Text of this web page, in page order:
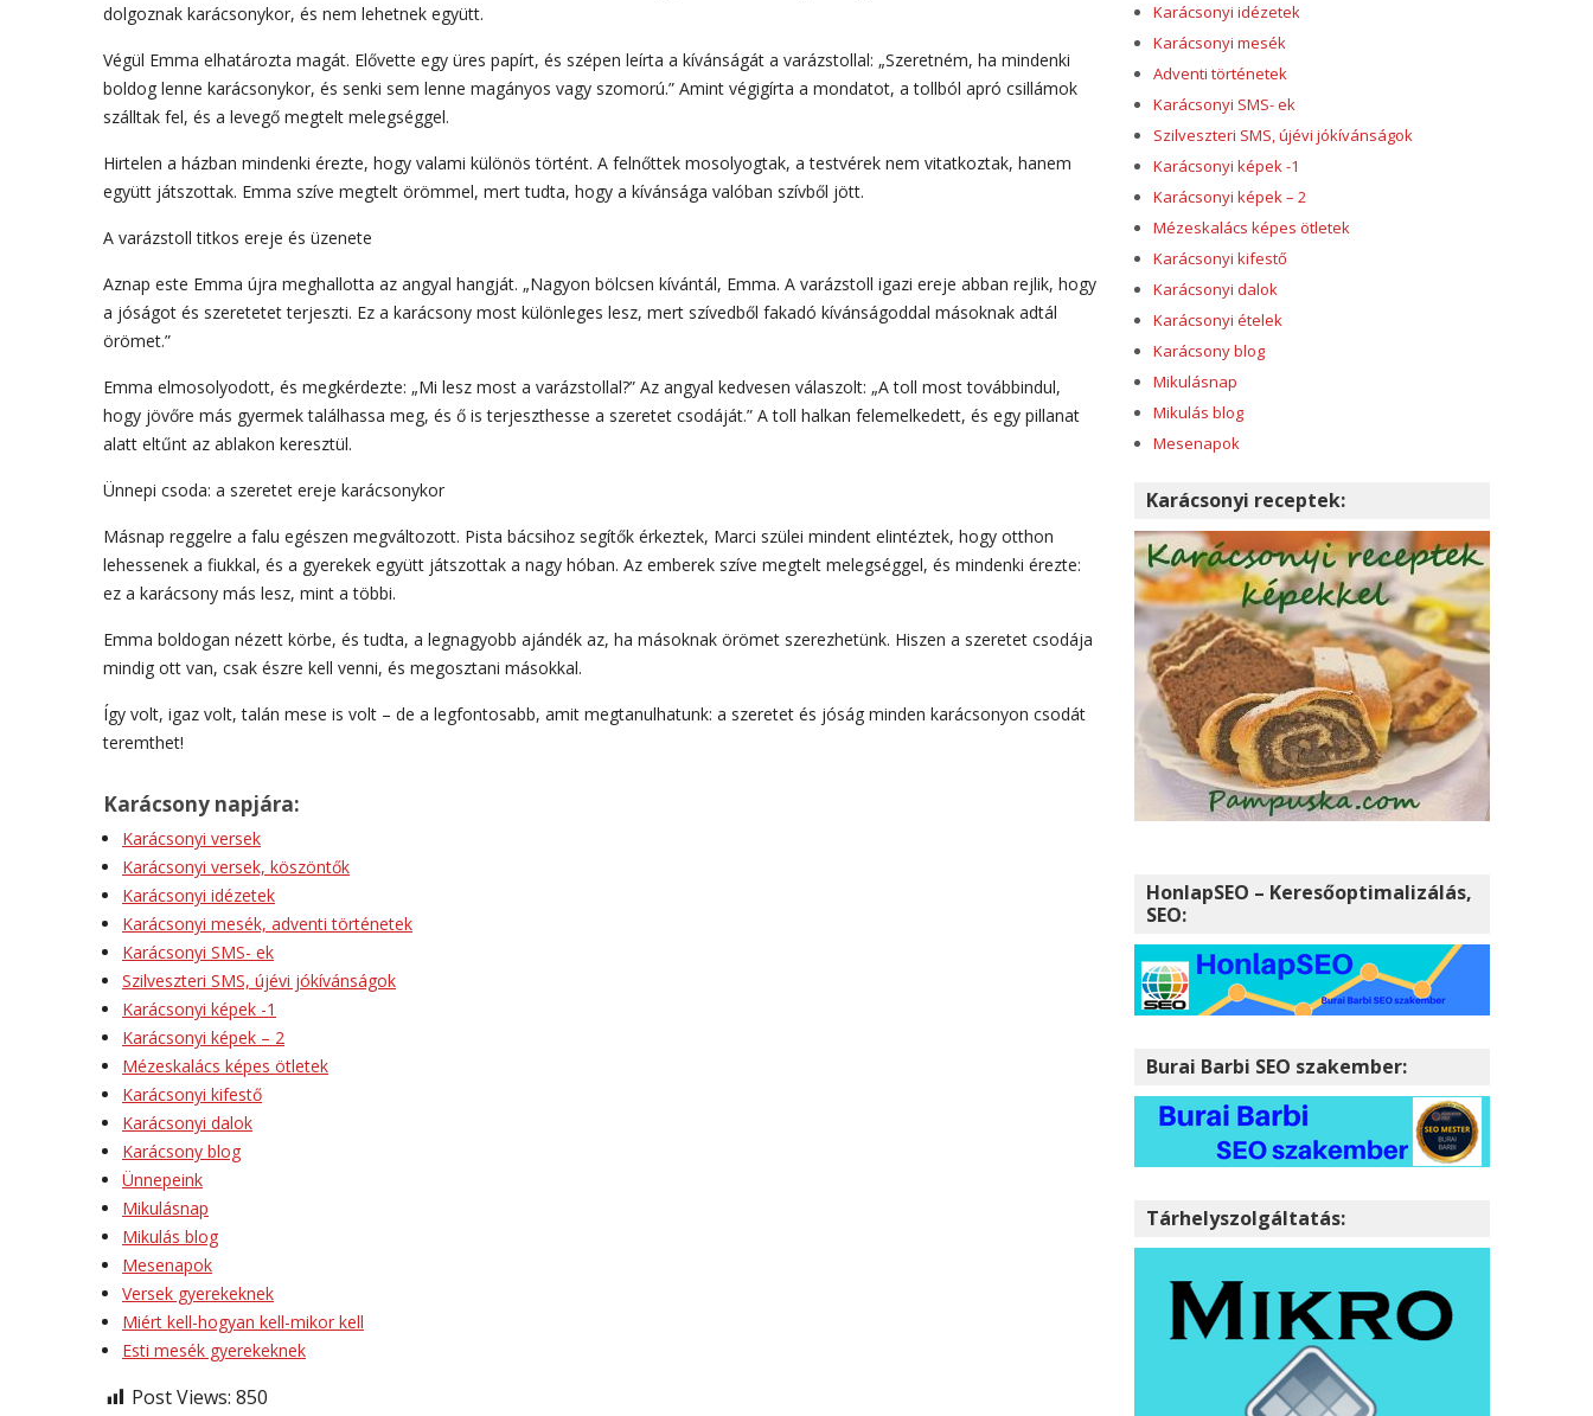
dolgoznak karácsonykor, és nem lehetnek együtt.
Végül Emma elhatározta magát. Elővette egy üres papírt, és szépen leírta a kívánságát a varázstollal: „Szeretném, ha mindenki
boldog lenne karácsonykor, és senki sem lenne magányos vagy szomorú.” Amint végigírta a mondatot, a tollból apró csillámok
szálltak fel, és a levegő megtelt melegséggel.
Hirtelen a házban mindenki érezte, hogy valami különös történt. A felnőttek mosolyogtak, a testvérek nem vitatkoztak, hanem
együtt játszottak. Emma szíve megtelt örömmel, mert tudta, hogy a kívánsága valóban szívből jött.
A varázstoll titkos ereje és üzenete
Aznap este Emma újra meghallotta az angyal hangját. „Nagyon bölcsen kívántál, Emma. A varázstoll igazi ereje abban rejlik, hogy
a jóságot és szeretetet terjeszti. Ez a karácsony most különleges lesz, mert szívedből fakadó kívánságoddal másoknak adtál
örömet.”
Emma elmosolyodott, és megkérdezte: „Mi lesz most a varázstollal?” Az angyal kedvesen válaszolt: „A toll most továbbindul,
hogy jövőre más gyermek találhassa meg, és ő is terjeszthesse a szeretet csodáját.” A toll halkan felemelkedett, és egy pillanat
alatt eltűnt az ablakon keresztül.
Ünnepi csoda: a szeretet ereje karácsonykor
Másnap reggelre a falu egészen megváltozott. Pista bácsihoz segítők érkeztek, Marci szülei mindent elintéztek, hogy otthon
lehessenek a fiukkal, és a gyerekek együtt játszottak a nagy hóban. Az emberek szíve megtelt melegséggel, és mindenki érezte:
ez a karácsony más lesz, mint a többi.
Emma boldogan nézett körbe, és tudta, a legnagyobb ajándék az, ha másoknak örömet szerezhetünk. Hiszen a szeretet csodája
mindig ott van, csak észre kell venni, és megosztani másokkal.
Így volt, igaz volt, talán mese is volt – de a legfontosabb, amit megtanulhatunk: a szeretet és jóság minden karácsonyon csodát
teremthet!
Karácsony napjára:
Karácsonyi versek
Karácsonyi versek, köszöntők
Karácsonyi idézetek
Karácsonyi mesék, adventi történetek
Karácsonyi SMS- ek
Szilveszteri SMS, újévi jókívánságok
Karácsonyi képek -1
Karácsonyi képek – 2
Mézeskalács képes ötletek
Karácsonyi kifestő
Karácsonyi dalok
Karácsony blog
Ünnepeink
Mikulásnap
Mikulás blog
Mesenapok
Versek gyerekeknek
Miért kell-hogyan kell-mikor kell
Esti mesék gyerekeknek
Post Views: 850
Karácsonyi idézetek
Karácsonyi mesék
Adventi történetek
Karácsonyi SMS- ek
Szilveszteri SMS, újévi jókívánságok
Karácsonyi képek -1
Karácsonyi képek – 2
Mézeskalács képes ötletek
Karácsonyi kifestő
Karácsonyi dalok
Karácsonyi ételek
Karácsony blog
Mikulásnap
Mikulás blog
Mesenapok
Karácsonyi receptek:
HonlapSEO – Keresőoptimalizálás,
SEO:
Burai Barbi SEO szakember:
Tárhelyszolgáltatás: